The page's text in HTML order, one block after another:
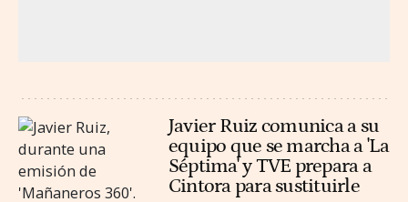
Javier Ruiz comunica a su
equipo que se marcha a 'La
Séptima' y TVE prepara a
Cintora para sustituirle